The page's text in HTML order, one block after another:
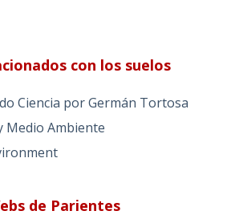
con los suelos
Ciencia por Germán Tortosa
Medio Ambiente
de Parientes